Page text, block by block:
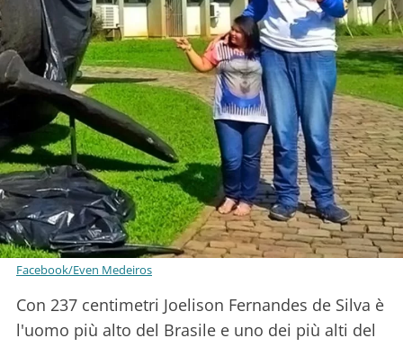
Facebook/Even Medeiros
Con 237 centimetri Joelison Fernandes de Silva è
l'uomo più alto del Brasile e uno dei più alti del